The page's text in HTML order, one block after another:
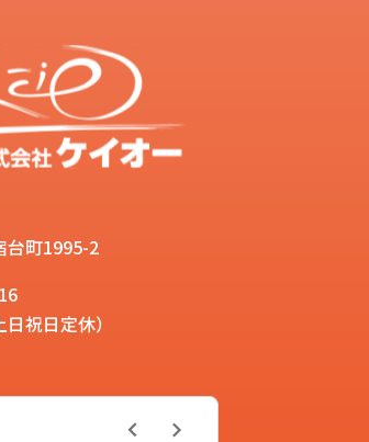
台町1995-2
祝日定休）